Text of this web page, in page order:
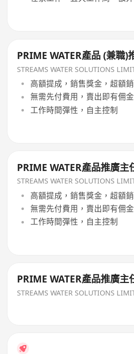
PRIME WATER產品 (兼職)
STREAMS WATER SOLUTIONS
高額提成，銷售獎金，超額
無需先付費用，賣出即有佣金
工作時間彈性，自主控制
PRIME WATER產品推廣主
STREAMS WATER SOLUTIONS
高額提成，銷售獎金，超額
無需先付費用，賣出即有佣金
工作時間彈性，自主控制
PRIME WATER產品推廣主
STREAMS WATER SOLUTIONS